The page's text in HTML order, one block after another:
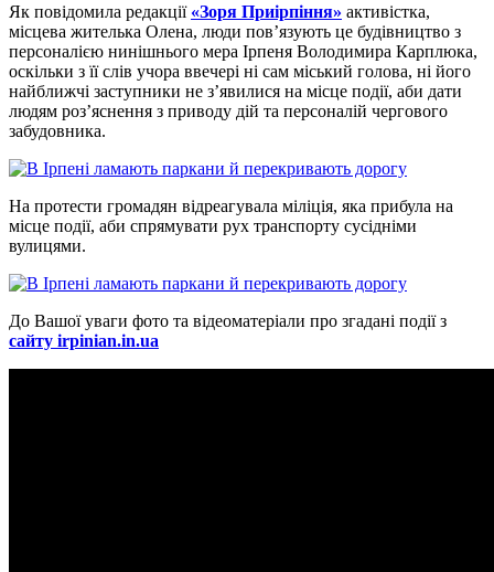
Як повідомила редакції «Зоря Приірпіння» активістка,
місцева жителька Олена, люди пов’язують це будівництво з
персоналією нинішнього мера Ірпеня Володимира Карплюка,
оскільки з її слів учора ввечері ні сам міський голова, ні його
найближчі заступники не з’явилися на місце події, аби дати
людям роз’яснення з приводу дій та персоналій чергового
забудовника.
На протести громадян відреагувала міліція, яка прибула на
місце події, аби спрямувати рух транспорту сусідніми
вулицями.
До Вашої уваги фото та відеоматеріали про згадані події з
сайту irpinian.in.ua